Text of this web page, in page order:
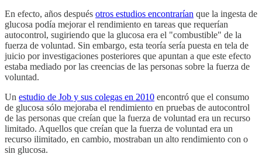
En efecto, años después otros estudios encontrarían que la ingesta de
glucosa podía mejorar el rendimiento en tareas que requerían
autocontrol, sugiriendo que la glucosa era el "combustible" de la
fuerza de voluntad. Sin embargo, esta teoría sería puesta en tela de
juicio por investigaciones posteriores que apuntan a que este efecto
estaba mediado por las creencias de las personas sobre la fuerza de
voluntad.
Un estudio de Job y sus colegas en 2010 encontró que el consumo
de glucosa sólo mejoraba el rendimiento en pruebas de autocontrol
de las personas que creían que la fuerza de voluntad era un recurso
limitado. Aquellos que creían que la fuerza de voluntad era un
recurso ilimitado, en cambio, mostraban un alto rendimiento con o
sin glucosa.